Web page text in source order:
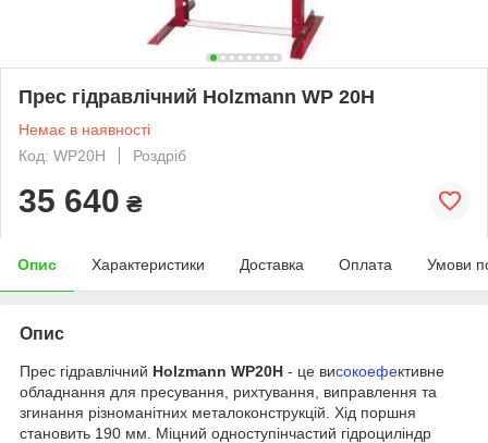
Прес гідравлічний Holzmann WP 20H
Немає в наявності
Код: WP20H
Роздріб
35 640 ₴
Опис Характеристики Доставка Оплата Умови
Опис
Прес гідравлічний Holzmann WP20H - це високоефективне
обладнання для пресування, рихтування, виправлення та
згинання різноманітних металоконструкцій. Хід поршня
становить 190 мм. Міцний одноступінчастий гідроциліндр